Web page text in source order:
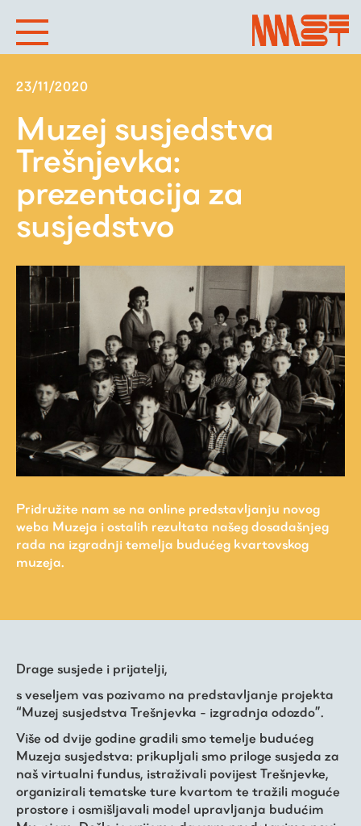
Virtualni program
Trešnjevačka
kronologija
23/11/2020
Muzej susjedstva
Trešnjevka:
prezentacija za
susjedstvo
Pridružite nam se na online predstavljanju novog
weba Muzeja i ostalih rezultata našeg dosadašnjeg
rada na izgradnji temelja budućeg kvartovskog
muzeja.
Drage susjede i prijatelji,
s veseljem vas pozivamo na predstavljanje projekta
“Muzej susjedstva Trešnjevka - izgradnja odozdo”.
Više od dvije godine gradili smo temelje budućeg
Muzeja susjedstva: prikupljali smo priloge susjeda za
naš virtualni fundus, istraživali povijest Trešnjevke,
organizirali tematske ture kvartom te tražili moguće
prostore i osmišljavali model upravljanja budućim